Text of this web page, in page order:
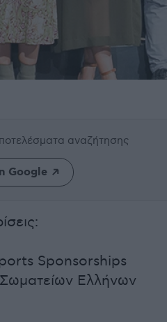
αναζήτησης
Google
Sponsorships
Ελλήνων